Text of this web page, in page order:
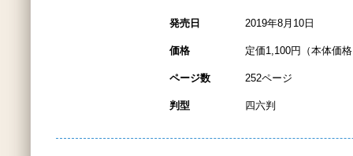
発売日 2019年8月10日
価格 定価1,100円（本体価
ページ数 252ページ
判型 四六判